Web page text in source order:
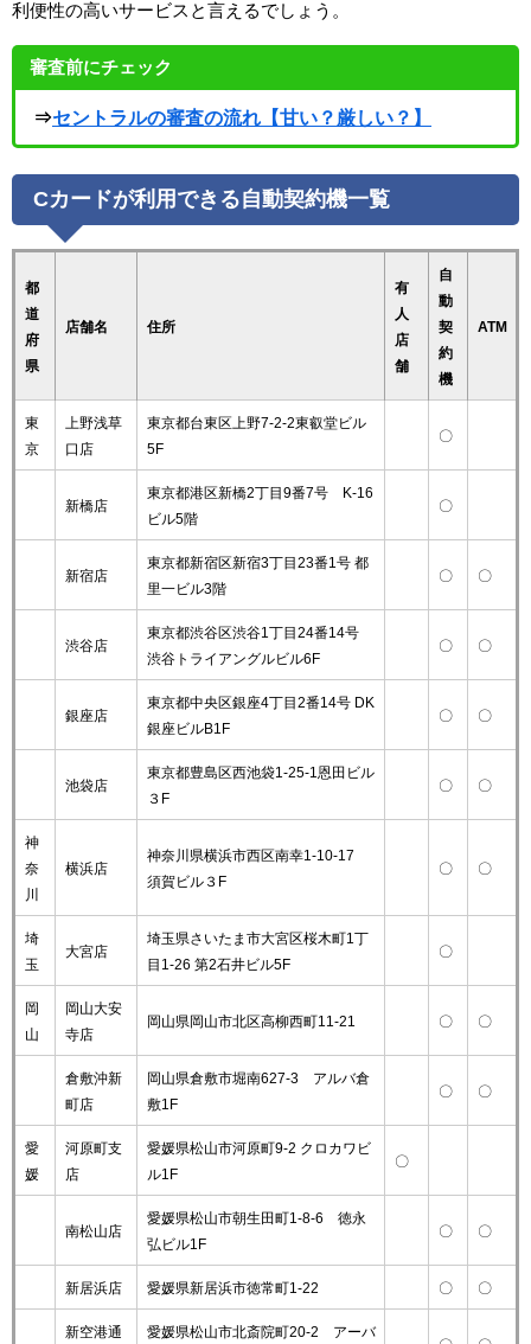
利便性の高いサービスと言えるでしょう。
審査前にチェック
⇒セントラルの審査の流れ【甘い？厳しい？】
Cカードが利用できる自動契約機一覧
都
道
府
県
店舗名 住所
有
人
店
舗
自
動
契
約
機
ATM
東
京
上野浅草
口店
東京都台東区上野7-2-2東叡堂ビル
5F
〇
新橋店
東京都港区新橋2丁目9番7号 K-16
ビル5階
〇
新宿店
東京都新宿区新宿3丁目23番1号 都
里一ビル3階
〇 〇
渋谷店
東京都渋谷区渋谷1丁目24番14号
渋谷トライアングルビル6F
〇 〇
銀座店
東京都中央区銀座4丁目2番14号 DK
銀座ビルB1F
〇 〇
池袋店
東京都豊島区西池袋1-25-1恩田ビル
３F
〇 〇
神
奈
川
横浜店
神奈川県横浜市西区南幸1-10-17
須賀ビル３F
〇 〇
埼
玉
大宮店
埼玉県さいたま市大宮区桜木町1丁
目1-26 第2石井ビル5F
〇
岡
山
岡山大安
寺店
岡山県岡山市北区高柳西町11-21 〇 〇
倉敷沖新
町店
岡山県倉敷市堀南627-3 アルバ倉
敷1F
〇 〇
愛
媛
河原町支
店
愛媛県松山市河原町9-2 クロカワビ
ル1F
〇
南松山店
愛媛県松山市朝生田町1-8-6 徳永
弘ビル1F
〇 〇
新居浜店 愛媛県新居浜市徳常町1-22 〇 〇
新空港通
愛媛県松山市北斎院町20-2 アーバ